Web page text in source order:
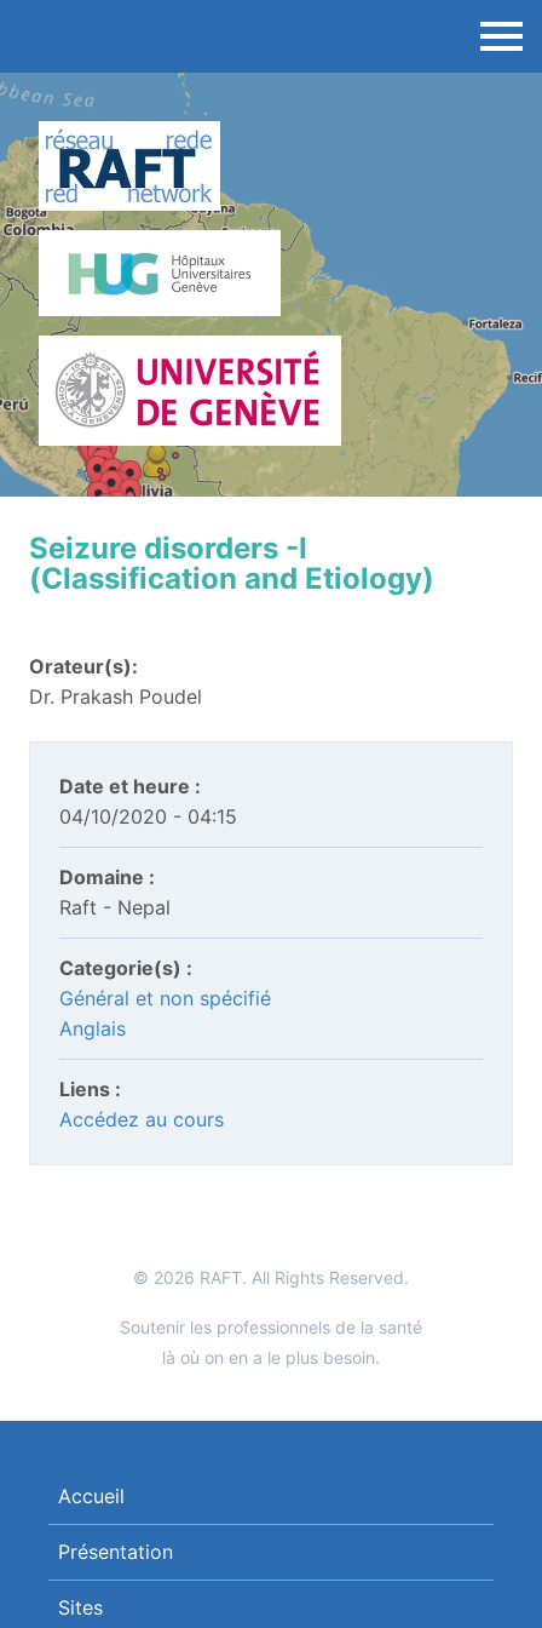
Seizure disorders -I
(Classification and Etiology)
Orateur(s):
Dr. Prakash Poudel
Date et heure :
04/10/2020 - 04:15
Domaine :
Raft - Nepal
Categorie(s) :
Général et non spécifié
Anglais
Liens :
Accédez au cours
© 2026 RAFT. All Rights Reserved.
Soutenir les professionnels de la santé
là où on en a le plus besoin.
Accueil
Présentation
Sites